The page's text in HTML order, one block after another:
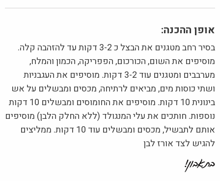
אופן ההכנה:
בסיר רחב מטגנים את הבצל כ 3-2 דקות עד להזהבה קלה.
מוסיפים את השום, הכורכום, הפפריקה, הכמון והמלח,
מערבבים ומטגנים עוד 3-2 דקות. מוסיפים את העגבניות
ושתי כוסות מים, מביאים לרתיחה, מכסים ומבשלים על אש
בינונית 10 דקות. מוסיפים את החומוסים ומבשלים 10 דקות
נוספות. חותכים את עלי המנגולד (ללא החלק הלבן) מוסיפים
אותם לתבשיל, מכסים ומבשלים עוד 10 דקות. ממליצים
להגיש לצד אורז לבן